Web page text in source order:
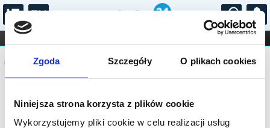
Zgoda Szczegóły O plikach cookies
Niniejsza strona korzysta z plików cookie
Wykorzystujemy pliki cookie w celu realizacji usług
...
FILHARMONIA OPERA I BALET
STAND-UP
DLA DZIECI
Komunikat
Sprzedaż biletów on-line na wydarzenie
została zakończona.